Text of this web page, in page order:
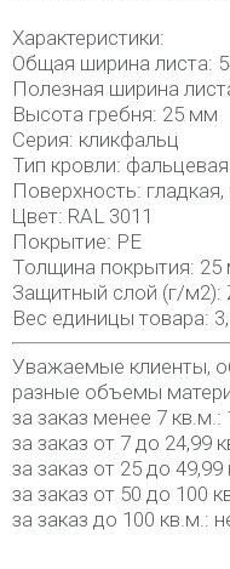
Характеристики:
Общая ширина листа:
Полезная ширина
Высота гребня: 25 мм
Серия: кликфальц
Тип кровли:
Поверхность: гладкая,
Цвет: RAL 3011
Покрытие: PE
Толщина покрытия: 25
Защитный слой (г/м2):
Вес единицы товара:
Уважаемые клиенты,
разные объемы
за заказ менее 7 кв.м.:
за заказ от 7 до 24,99
за заказ от 25 до
за заказ от 50 до 100
за заказ до 100 кв.м.: